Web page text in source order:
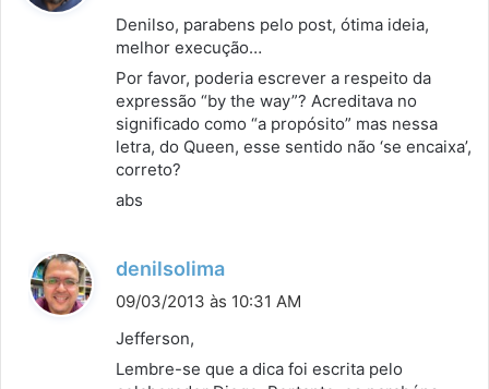
s
e
:
Denilso, parabens pelo post, ótima ideia,
melhor execução…
Por favor, poderia escrever a respeito da
expressão “by the way”? Acreditava no
significado como “a propósito” mas nessa
letra, do Queen, esse sentido não ‘se encaixa’,
correto?
abs
denilsolima
i
e
09/03/2013 às 10:31 AM
Jefferson,
Lembre-se que a dica foi escrita pelo